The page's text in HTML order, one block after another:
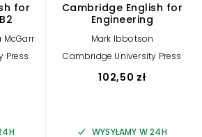
for
McGarr
Press
Cambridge English for
Engineering
Mark Ibbotson
Cambridge University Press
102,50 zł
WYSYŁAMY W 24H